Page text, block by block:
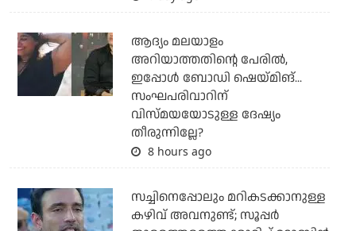
ആദ്യം മലയാളം
അറിയാത്തതിന്റെ പേരില്‍,
ഇപ്പോള്‍ ബോഡി ഷെയ്മിങ്...
സംഘപരിവാറിന്
വിസ്മയയോടുള്ള ദേഷ്യം
തീരുന്നില്ലേ?
8 hours ago
സച്ചിനെപ്പോലും മറികടക്കാനുള്ള
കഴിവ് അവനുണ്ട്; സൂപ്പര്‍